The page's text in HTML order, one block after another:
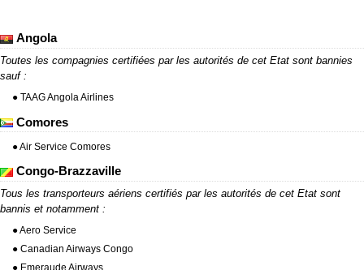
Angola
Toutes les compagnies certifiées par les autorités de cet Etat sont bannies
sauf :
● TAAG Angola Airlines
Comores
● Air Service Comores
Congo-Brazzaville
Tous les transporteurs aériens certifiés par les autorités de cet Etat sont
bannis et notamment :
● Aero Service
● Canadian Airways Congo